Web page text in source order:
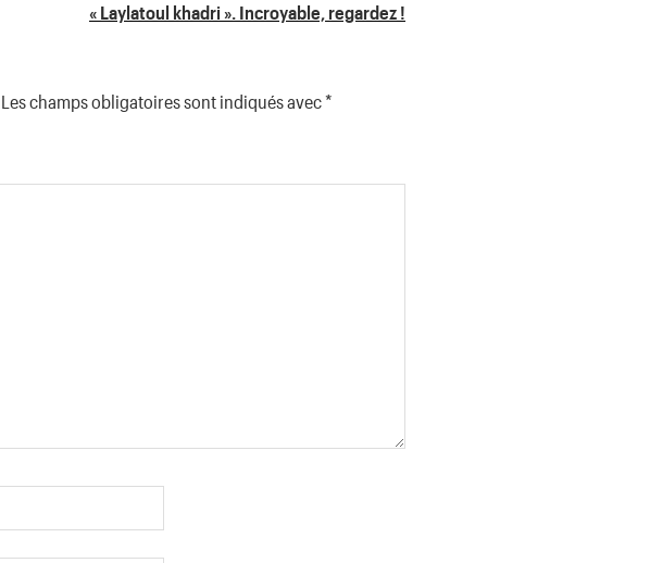
« Laylatoul khadri ». Incroyable, regardez !
Les champs obligatoires sont indiqués avec*